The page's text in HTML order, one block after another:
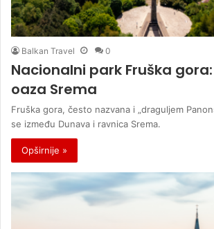
Balkan Travel 0
Nacionalni park Fruška
oaza Srema
Fruška gora, često nazvana i „draguljem
se između Dunava i ravnica Srema.
Opširnije »